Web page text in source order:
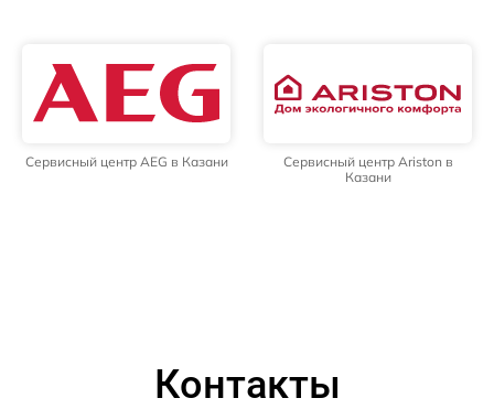
Сервисный центр AEG в Казани
Сервисный центр Ariston в
Казани
Контакты